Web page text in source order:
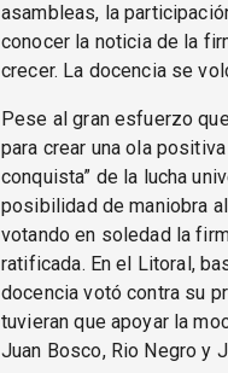
asambleas, la
conocer la noticia de la
crecer. La docencia se
Pese al gran esfuerzo
para crear una ola
conquista” de la lucha
posibilidad de maniobra
votando en soledad la
ratificada. En el Litoral,
docencia votó contra su
tuvieran que apoyar la
Juan Bosco, Rio Negro y